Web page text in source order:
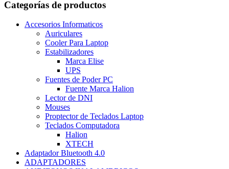
Categorías de productos
Accesorios Informaticos
Auriculares
Cooler Para Laptop
Estabilizadores
Marca Elise
UPS
Fuentes de Poder PC
Fuente Marca Halion
Lector de DNI
Mouses
Proptector de Teclados Laptop
Teclados Computadora
Halion
XTECH
Adaptador Bluetooth 4.0
ADAPTADORES